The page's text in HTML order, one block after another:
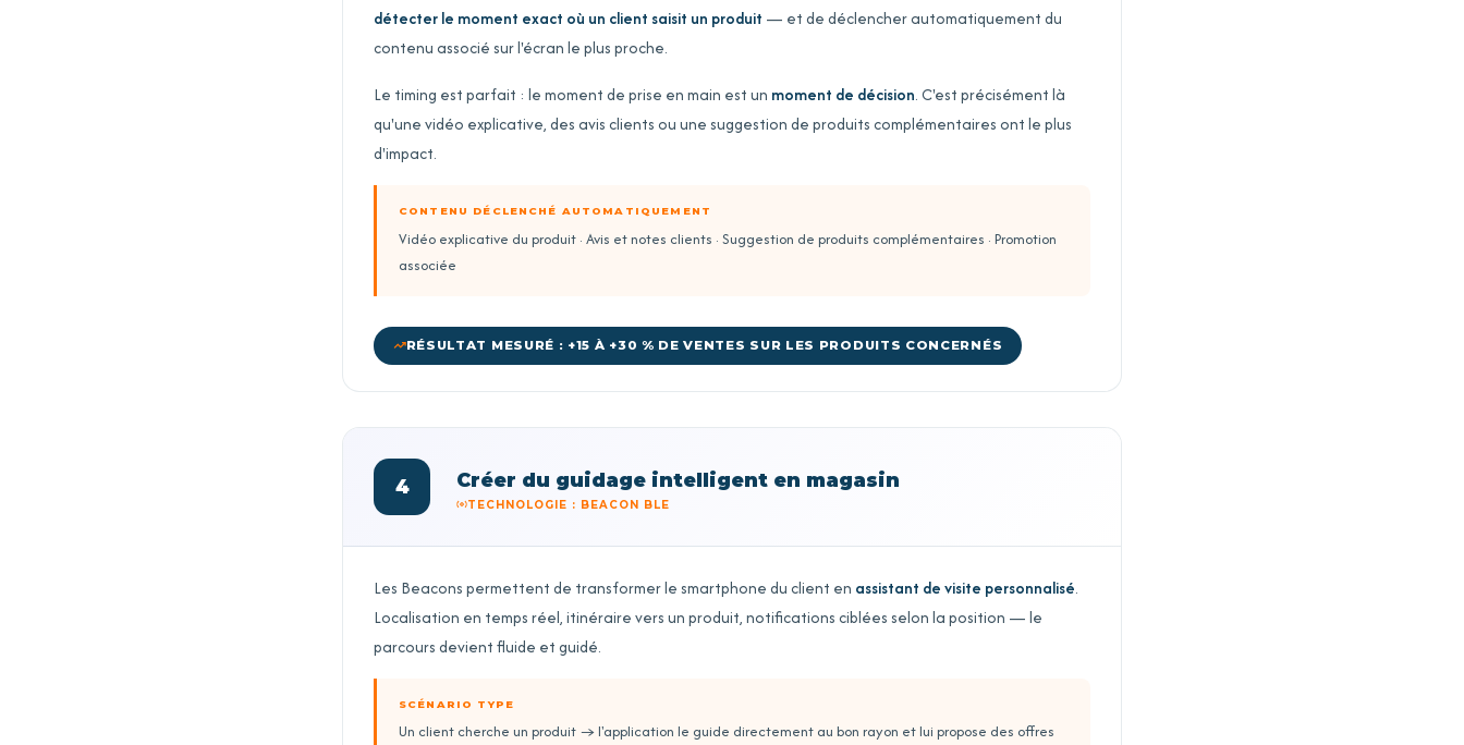
détecter le moment exact où un client saisit un produit — et de déclencher automatiquement du
contenu associé sur l'écran le plus proche.
Le timing est parfait : le moment de prise en main est un moment de décision. C'est précisément là
qu'une vidéo explicative, des avis clients ou une suggestion de produits complémentaires ont le plus
d'impact.
CONTENU DÉCLENCHÉ AUTOMATIQUEMENT
Vidéo explicative du produit · Avis et notes clients · Suggestion de produits complémentaires · Promotion
associée
RÉSULTAT MESURÉ : +15 À +30 % DE VENTES SUR LES PRODUITS CONCERNÉS
4 Créer du guidage intelligent en magasin
TECHNOLOGIE : BEACON BLE
Les Beacons permettent de transformer le smartphone du client en assistant de visite personnalisé.
Localisation en temps réel, itinéraire vers un produit, notifications ciblées selon la position — le
parcours devient fluide et guidé.
SCÉNARIO TYPE
Un client cherche un produit → l'application le guide directement au bon rayon et lui propose des offres